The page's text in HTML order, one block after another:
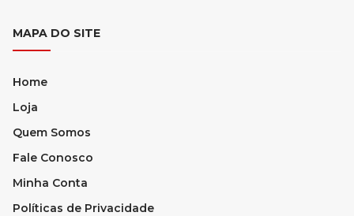
MAPA DO SITE
Home
Loja
Quem Somos
Fale Conosco
Minha Conta
Políticas de Privacidade